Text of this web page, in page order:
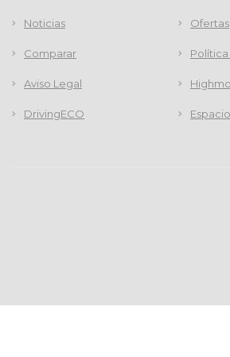
Noticias Ofertas
Comparar
Aviso Legal
DrivingECO